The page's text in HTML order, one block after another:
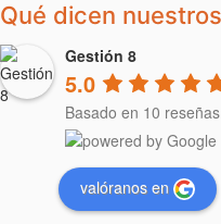
Qué dicen
Gestión 8
5.0
Basado en 10
valóranos en